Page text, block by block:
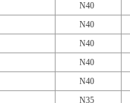
N40
N40
N40
N40
N40
N35